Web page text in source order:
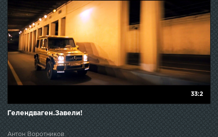
33:2
Гелендваген.Завели!
Антон Воротников